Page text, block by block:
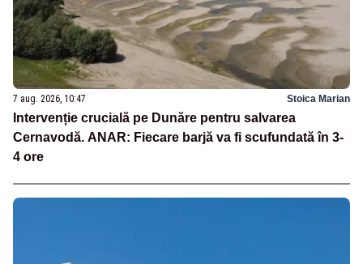
7 aug. 2026, 10:47 Stoica Marian
Intervenție crucială pe Dunăre pentru salvarea
Cernavodă. ANAR: Fiecare barjă va fi scufundată în 3-
4 ore